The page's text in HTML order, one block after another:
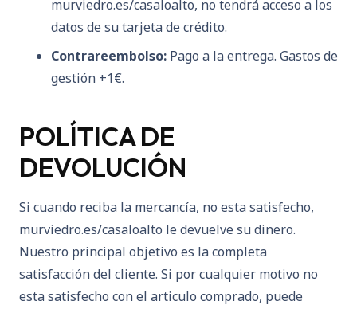
murviedro.es/casaloalto, no tendrá acceso a los
datos de su tarjeta de crédito.
Contrareembolso: Pago a la entrega. Gastos de
gestión +1€.
POLÍTICA DE
DEVOLUCIÓN
Si cuando reciba la mercancía, no esta satisfecho,
murviedro.es/casaloalto le devuelve su dinero.
Nuestro principal objetivo es la completa
satisfacción del cliente. Si por cualquier motivo no
esta satisfecho con el articulo comprado, puede